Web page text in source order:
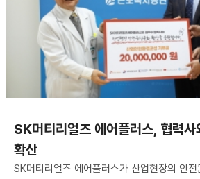
SK머티리얼즈 에어플러스, 협력
확산
SK머티리얼즈 에어플러스가 산업현장의 안